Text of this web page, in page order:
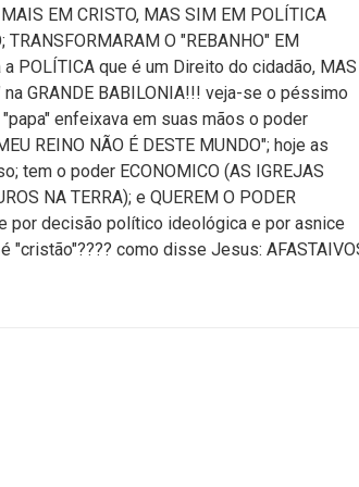
EM CRISTO, MAS SIM EM POLÍTICA
O "REBANHO" EM
a POLÍTICA que é um Direito do cidadão, MAS
na GRANDE BABILONIA!!! veja-se o péssimo
enfeixava em suas mãos o poder
REINO NÃO É DESTE MUNDO"; hoje as
tem o poder ECONOMICO (AS IGREJAS
NA TERRA); e QUEREM O PODER
por decisão político ideológica e por asnice
como disse Jesus: